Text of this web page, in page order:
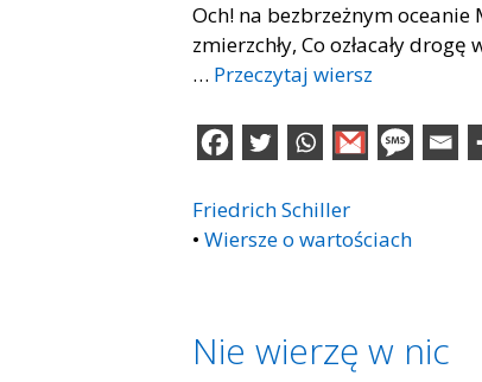
Och! na bezbrzeżnym oceanie
zmierzchły, Co ozłacały
… Przeczytaj wiersz
Friedrich Schiller
• Wiersze o wartościach
Nie wierzę w nic